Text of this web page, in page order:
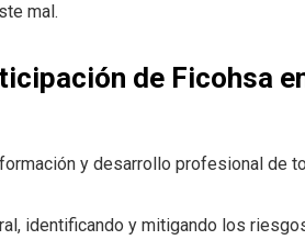
mal.
de Ficohsa
y desarrollo profesional de
identificando y mitigando los